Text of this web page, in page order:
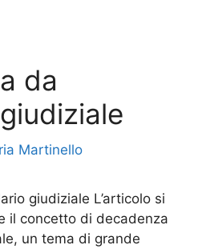
da
Martinello
giudiziale L’articolo si
il concetto di decadenza
un tema di grande